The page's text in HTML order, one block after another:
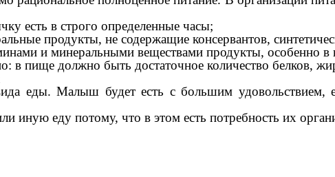
есть в строго определенные часы;
продукты, не содержащие консервантов,
и минеральными веществами продукты, особенно в
в пище должно быть достаточное количество белков,
еды. Малыш будет есть с большим
иную еду потому, что в этом есть потребность их